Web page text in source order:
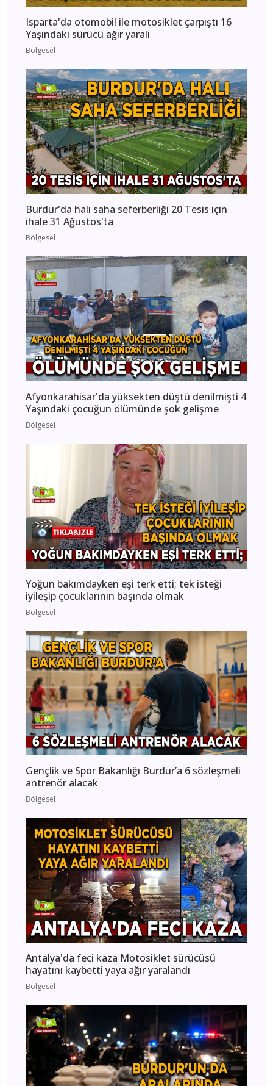
Isparta'da otomobil ile motosiklet çarpıştı 16
Yaşındaki sürücü ağır yaralı
Bölgesel
Burdur'da halı saha seferberliği 20 Tesis için
ihale 31 Ağustos'ta
Bölgesel
Afyonkarahisar'da yüksekten düştü denilmişti 4
Yaşındaki çocuğun ölümünde şok gelişme
Bölgesel
Yoğun bakımdayken eşi terk etti; tek isteği
iyileşip çocuklarının başında olmak
Bölgesel
Gençlik ve Spor Bakanlığı Burdur’a 6 sözleşmeli
antrenör alacak
Bölgesel
Antalya'da feci kaza Motosiklet sürücüsü
hayatını kaybetti yaya ağır yaralandı
Bölgesel